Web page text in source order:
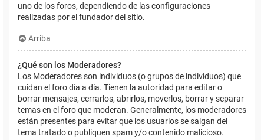
uno de los foros, dependiendo de las configuraciones
realizadas por el fundador del sitio.
Arriba
¿Qué son los Moderadores?
Los Moderadores son individuos (o grupos de individuos) que
cuidan el foro día a día. Tienen la autoridad para editar o
borrar mensajes, cerrarlos, abrirlos, moverlos, borrar y separar
temas en el foro que moderan. Generalmente, los moderadores
están presentes para evitar que los usuarios se salgan del
tema tratado o publiquen spam y/o contenido malicioso.